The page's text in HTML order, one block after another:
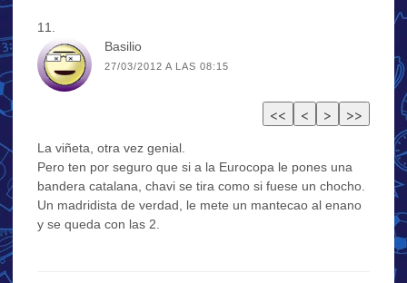
Basilio
27/03/2012 A LAS 08:15
La viñeta, otra vez genial.
Pero ten por seguro que si a la Eurocopa le pones una
bandera catalana, chavi se tira como si fuese un chocho.
Un madridista de verdad, le mete un mantecao al enano
y se queda con las 2.